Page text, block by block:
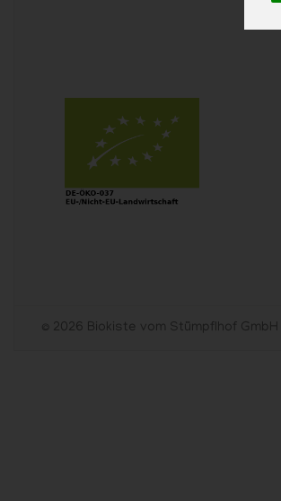
© 2026 Biokiste vom Stümpflhof GmbH